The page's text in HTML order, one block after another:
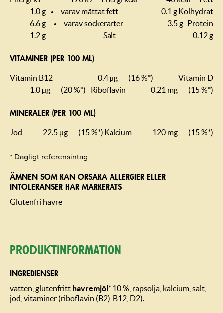
1.0 g
varav mättat fett 0.1 gKolhydrat
6.6 g
varav sockerarter 3.5 g Protein
1.2 g
Salt 0.12 g
VITAMINER (PER 100 ML)
Vitamin B12 0.4 µg (16 %*)
Vitamin D
1.0 µg
(20 %*) Riboflavin 0.21 mg (15 %*)
MINERALER (PER 100 ML)
Jod 22.5 µg (15 %*) Kalcium 120 mg (15 %*)
* Dagligt referensintag
ÄMNEN SOM KAN ORSAKA ALLERGIER ELLER
INTOLERANSER HAR MARKERATS
Glutenfri havre
Produktin­formation
INGREDIENSER
vatten, glutenfritt havremjöl* 10 %, rapsolja, kalcium, salt,
jod, vitaminer (riboflavin (B2), B12, D2).